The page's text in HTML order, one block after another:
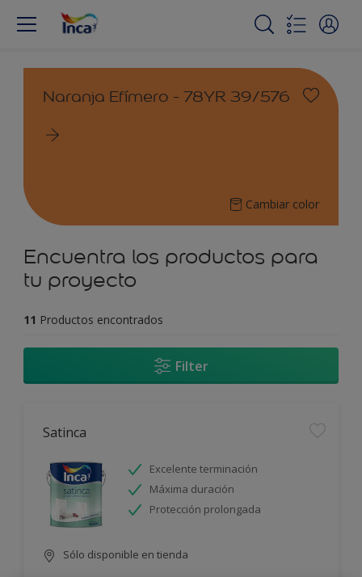
Naranja Efímero - 78YR 39/576
Cambiar color
Encuentra los productos para
tu proyecto
11 Productos encontrados
Filter
Satinca
Excelente terminación
Máxima duración
Protección prolongada
Sólo disponible en tienda